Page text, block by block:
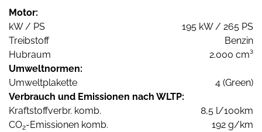
Motor:
kW / PS
195 kW / 265 PS
Treibstoff
Benzin
Hubraum
2.000 cm³
Umweltnormen:
Umweltplakette
4 (Green)
Verbrauch und Emissionen nach WLTP:
Kraftstoffverbr. komb.
8,5 l/100km
CO2-Emissionen komb.
192 g/km